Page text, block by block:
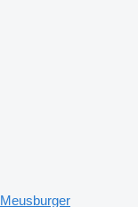
Meusburger